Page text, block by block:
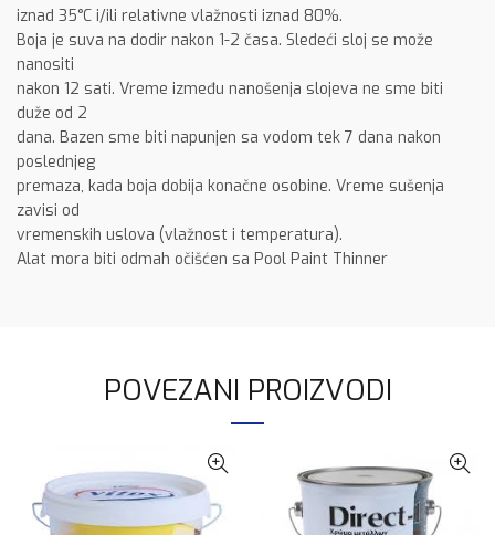
iznad 35°C i/ili relativne vlažnosti iznad 80%.
Boja je suva na dodir nakon 1-2 časa. Sledeći sloj se može
nanositi
nakon 12 sati. Vreme između nanošenja slojeva ne sme biti
duže od 2
dana. Bazen sme biti napunjen sa vodom tek 7 dana nakon
poslednjeg
premaza, kada boja dobija konačne osobine. Vreme sušenja
zavisi od
vremenskih uslova (vlažnost i temperatura).
Alat mora biti odmah očišćen sa Pool Paint Thinner
POVEZANI PROIZVODI